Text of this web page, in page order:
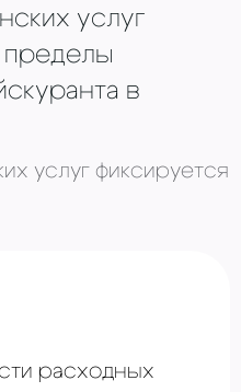
услуг
пределы
в
услуг фиксируется
расходных